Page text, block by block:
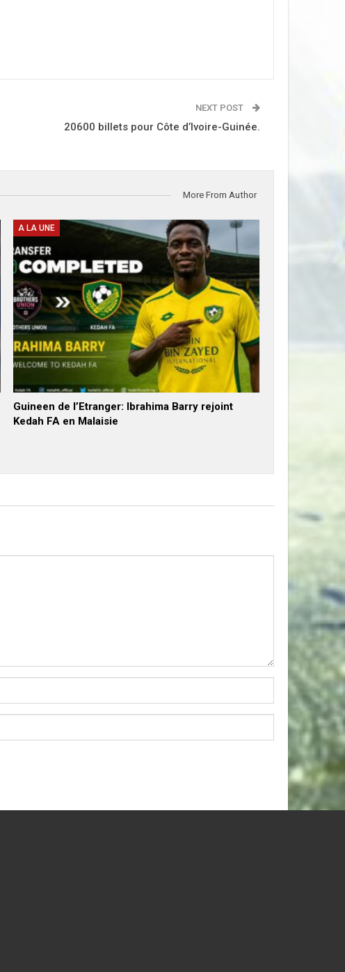
NEXT POST
20600 billets pour Côte d’Ivoire-Guinée.
More From Author
A LA UNE
Guineen de l’Etranger: Ibrahima Barry rejoint
Kedah FA en Malaisie